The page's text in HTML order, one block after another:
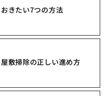
きたい7つの方法
敷掃除の正しい進め方